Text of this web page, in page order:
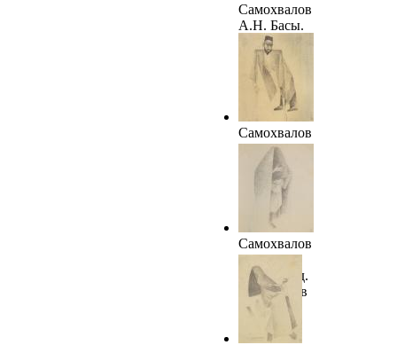
Самохвалов
А.Н. Басы.
1921. ГРМ
Самохвалов
А.Н.
Самарканд.
Бухарский
еврей. 1921.
Самохвалов
А.Н.
Самарканд.
Женщина в
парандже.
1921. ГРМ